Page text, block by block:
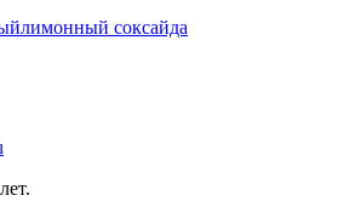
лимонный соксайда